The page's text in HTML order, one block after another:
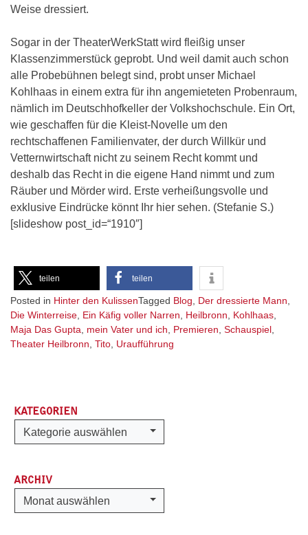
Weise dressiert.
Sogar in der TheaterWerkStatt wird fleißig unser
Klassenzimmerstück geprobt. Und weil damit auch schon
alle Probebühnen belegt sind, probt unser Michael
Kohlhaas in einem extra für ihn angemieteten Probenraum,
nämlich im Deutschhofkeller der Volkshochschule. Ein Ort,
wie geschaffen für die Kleist-Novelle um den
rechtschaffenen Familienvater, der durch Willkür und
Vetternwirtschaft nicht zu seinem Recht kommt und
deshalb das Recht in die eigene Hand nimmt und zum
Räuber und Mörder wird. Erste verheißungsvolle und
exklusive Eindrücke könnt Ihr hier sehen. (Stefanie S.)
[slideshow post_id=“1910″]
teilen teilen
Posted in Hinter den KulissenTagged Blog Der dressierte Mann
Die Winterreise Ein Käfig voller Narren Heilbronn Kohlhaas
Maja Das Gupta
mein Vater und ich Premieren Schauspiel
Theater Heilbronn Tito Uraufführung
KATEGORIEN
Kategorien
Kategorie auswählen
ARCHIV
Archiv
Monat auswählen